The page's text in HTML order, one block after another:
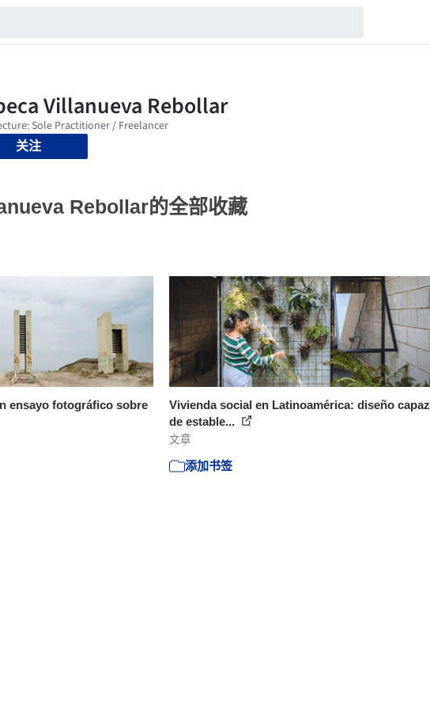
关注
Rebollar的全部收藏
ensayo fotográfico sobre
Vivienda social en Latinoamérica: diseño capaz
de estable...
文章
添加书签